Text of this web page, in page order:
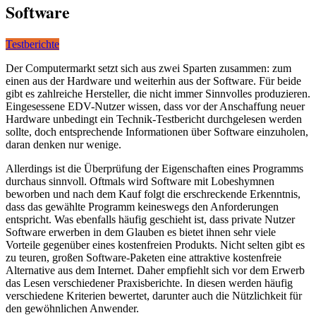
Software
Testberichte
Der Computermarkt setzt sich aus zwei Sparten zusammen: zum
einen aus der Hardware und weiterhin aus der Software. Für beide
gibt es zahlreiche Hersteller, die nicht immer Sinnvolles produzieren.
Eingesessene EDV-Nutzer wissen, dass vor der Anschaffung neuer
Hardware unbedingt ein Technik-Testbericht durchgelesen werden
sollte, doch entsprechende Informationen über Software einzuholen,
daran denken nur wenige.
Allerdings ist die Überprüfung der Eigenschaften eines Programms
durchaus sinnvoll. Oftmals wird Software mit Lobeshymnen
beworben und nach dem Kauf folgt die erschreckende Erkenntnis,
dass das gewählte Programm keineswegs den Anforderungen
entspricht. Was ebenfalls häufig geschieht ist, dass private Nutzer
Software erwerben in dem Glauben es bietet ihnen sehr viele
Vorteile gegenüber eines kostenfreien Produkts. Nicht selten gibt es
zu teuren, großen Software-Paketen eine attraktive kostenfreie
Alternative aus dem Internet. Daher empfiehlt sich vor dem Erwerb
das Lesen verschiedener Praxisberichte. In diesen werden häufig
verschiedene Kriterien bewertet, darunter auch die Nützlichkeit für
den gewöhnlichen Anwender.